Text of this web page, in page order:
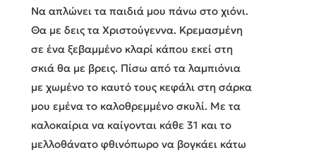
Να απλώνει τα παιδιά μου πάνω στο χιόνι.
Θα με δεις τα Χριστούγεννα. Κρεμασμένη
σε ένα ξεβαμμένο κλαρί κάπου εκεί στη
σκιά θα με βρεις. Πίσω από τα λαμπιόνια
με χωμένο το καυτό τους κεφάλι στη σάρκα
μου εμένα το καλοθρεμμένο σκυλί. Με τα
καλοκαίρια να καίγονται κάθε 31 και το
μελλοθάνατο φθινόπωρο να βογκάει κάτω